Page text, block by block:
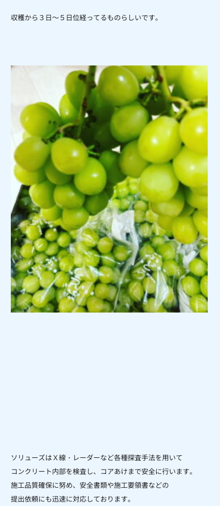
収穫から３ 日～５日位経ってるものらしいです。
ソリューズはＸ線・レーダーなど各種探査手法を用いて
コンクリート内部を検査し、コアあけまで安全に行います。
施工品質確保に努め、安全書類や施工要領書などの
提出依頼にも迅速に対応しております。